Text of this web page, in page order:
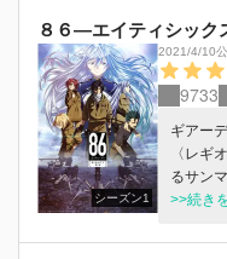
８６―エイティシッ
シーズン1
2021/4/10
9733
ギアー
〈レギ
るサン
械〈ジ
者たち
>>続き